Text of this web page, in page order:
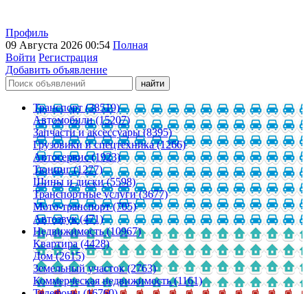
Профиль
09 Августа 2026 00:54 Полная
Войти Регистрация
Добавить объявление
Транспорт (38519)
Автомобили (15207)
Запчасти и аксессуары (8395)
Грузовики и спецтехника (1266)
Автосервис (1923)
Тюнинг (1277)
Шины и диски (5598)
Транспортные услуги (3677)
Мото-транспорт (705)
Автозвук (471)
Недвижимость (10967)
Квартира (4428)
Дом (2615)
Земельный участок (2763)
Коммерческая недвижимость (1161)